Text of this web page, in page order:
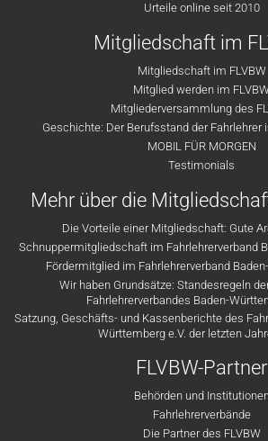
Urteile online seit 2010
Mitgliedschaft im
Mitgliedschaft im FLVBW
Mitglied werden im
Mitgliederversammlung des
Geschichte: Der Berufsstand der Fahrlehrer
MOBIL FÜR MORGEN
Testimonials
Mehr über die
Die Vorteile einer Mitgliedschaft: Gute
Schnuppermitgliedschaft im Fahrlehrerverband
Fördermitglied im Fahrlehrerverband
Wir haben Grundsätze: Standesregeln
Fahrlehrerverbandes Baden-
Satzung, Geschäfts- und Kassenberichte des
Württemberg e.V. der letzten
FLVBW-Partner
Behörden und
Fahrlehrerverbände
Die Partner des FLVBW